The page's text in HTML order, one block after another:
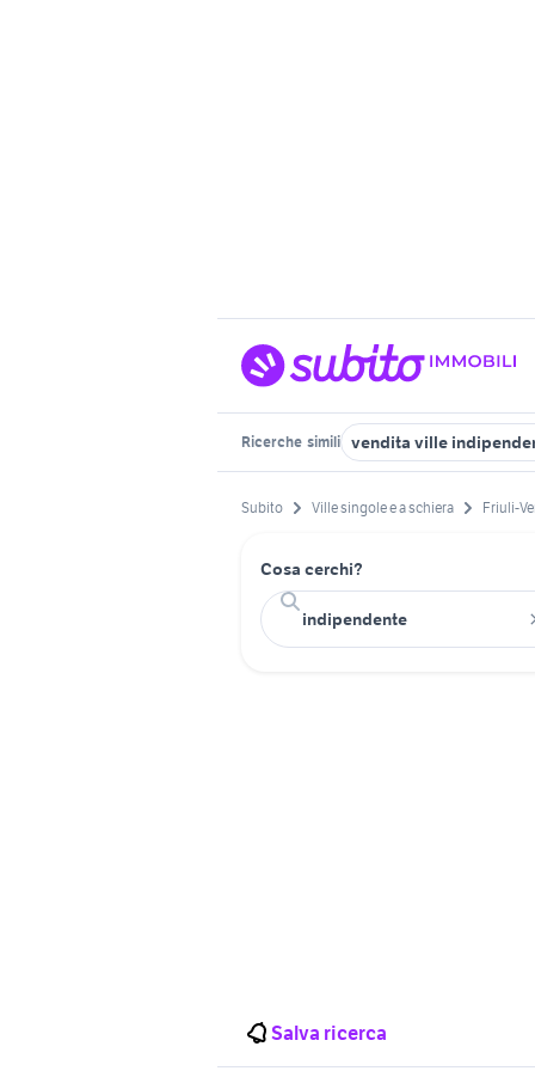
Ricerche simili vendita ville
Subito Ville singole e a schiera Friuli-
Cosa cerchi?
Salva ricerca